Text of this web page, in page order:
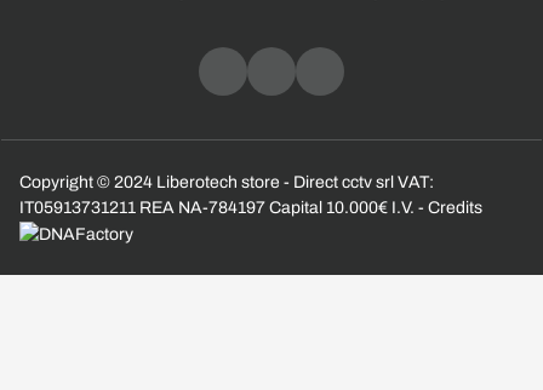
Copyright © 2024 Liberotech store - Direct cctv srl VAT:
IT05913731211 REA NA-784197 Capital 10.000€ I.V. - Credits